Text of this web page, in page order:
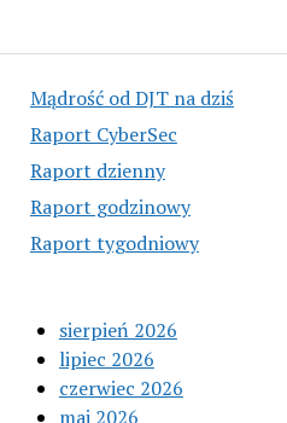
Mądrość od DJT na dziś
Raport CyberSec
Raport dzienny
Raport godzinowy
Raport tygodniowy
sierpień 2026
lipiec 2026
czerwiec 2026
maj 2026